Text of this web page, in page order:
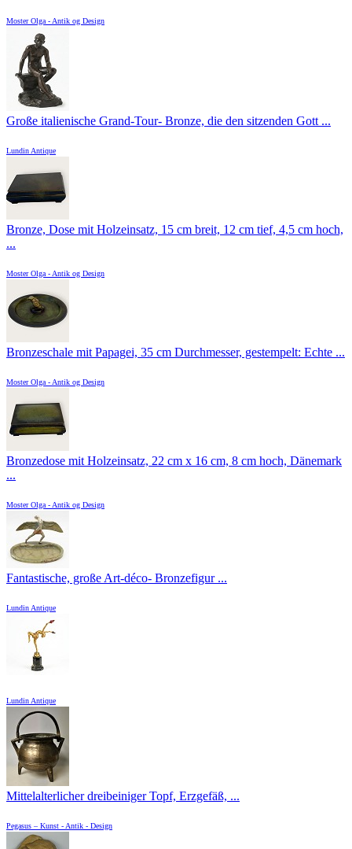
Moster Olga - Antik og Design
Große italienische Grand-Tour- Bronze, die den sitzenden Gott ...
Lundin Antique
Bronze, Dose mit Holzeinsatz, 15 cm breit, 12 cm tief, 4,5 cm hoch,
...
Moster Olga - Antik og Design
Bronzeschale mit Papagei, 35 cm Durchmesser, gestempelt: Echte ...
Moster Olga - Antik og Design
Bronzedose mit Holzeinsatz, 22 cm x 16 cm, 8 cm hoch, Dänemark
...
Moster Olga - Antik og Design
Fantastische, große Art-déco- Bronzefigur ...
Lundin Antique
Lundin Antique
Mittelalterlicher dreibeiniger Topf, Erzgefäß, ...
Pegasus – Kunst - Antik - Design